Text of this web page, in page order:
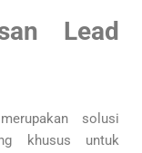
Lead
solusi
khusus untuk